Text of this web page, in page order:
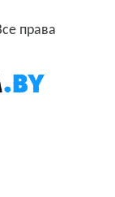
права